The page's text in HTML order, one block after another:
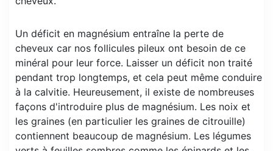
Un déficit en magnésium entraîne la perte de
cheveux car nos follicules pileux ont besoin de ce
minéral pour leur force. Laisser un déficit non traité
pendant trop longtemps, et cela peut même conduire
à la calvitie. Heureusement, il existe de nombreuses
façons d'introduire plus de magnésium. Les noix et
les graines (en particulier les graines de citrouille)
contiennent beaucoup de magnésium. Les légumes